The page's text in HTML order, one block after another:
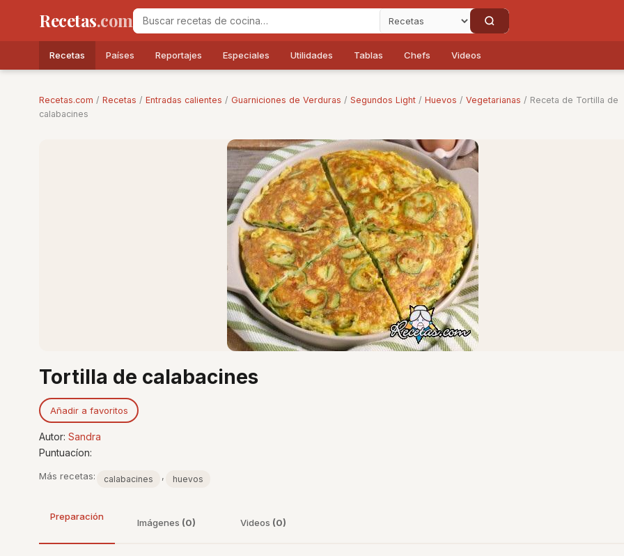
Recetas.com
Recetas Países Reportajes Especiales Utilidades Tablas Chefs Videos
Recetas.com / Recetas / Entradas calientes / Guarniciones de Verduras / Segundos Light / Huevos / Vegetarianas / Receta de Tortilla de
calabacines
Tortilla de calabacines
Añadir a favoritos
Autor: Sandra
Puntuacíon:
Más recetas: calabacines , huevos
Preparación
Imágenes (0) Videos (0)